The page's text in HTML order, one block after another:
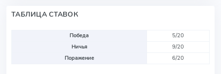
ТАБЛИЦА СТАВОК
Победа
5/20
Ничья
9/20
Поражение
6/20